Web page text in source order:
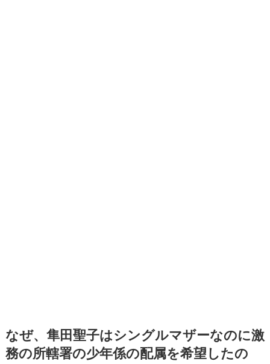
なぜ、隼田聖子はシングルマザーなのに激
務の所轄署の少年係の配属を希望したの